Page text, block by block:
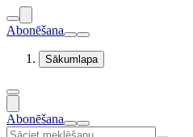
Abonēšana
Sākumlapa
Abonēšana